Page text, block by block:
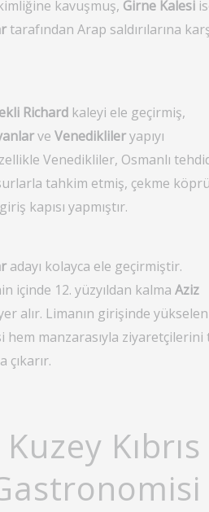
kavuşmuş, Girne Kalesi
tarafından Arap saldırılarına
Richardkaleyi ele geçirmiş,
ve Venediklileryapıyı
Venedikliler, Osmanlı
tahkim etmiş, çekme
kapısı yapmıştır.
adayı kolayca ele geçirmiştir.
içinde 12. yüzyıldan kalma Aziz
alır. Limanın girişinde yükselen
hem manzarasıyla
çıkarır.
Kuzey Kıbrıs